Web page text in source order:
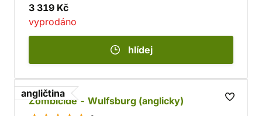
3 319 Kč
vyprodáno
hlídej
angličtina
Zombicide - Wulfsburg (anglicky)